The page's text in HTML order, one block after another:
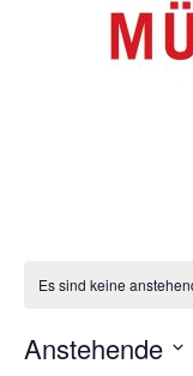
Es sind keine
Anstehende